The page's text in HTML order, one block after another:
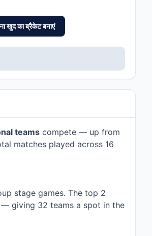
खुद का ब्रैकेट बनाएं
teams compete — up from
matches played across 16
stage games. The top 2
— giving 32 teams a spot in the